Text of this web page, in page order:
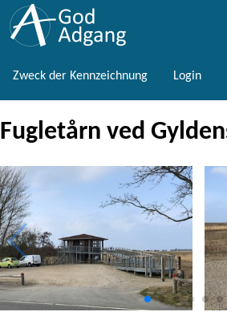
Zweck der Kennzeichnung Login
Fugletårn ved